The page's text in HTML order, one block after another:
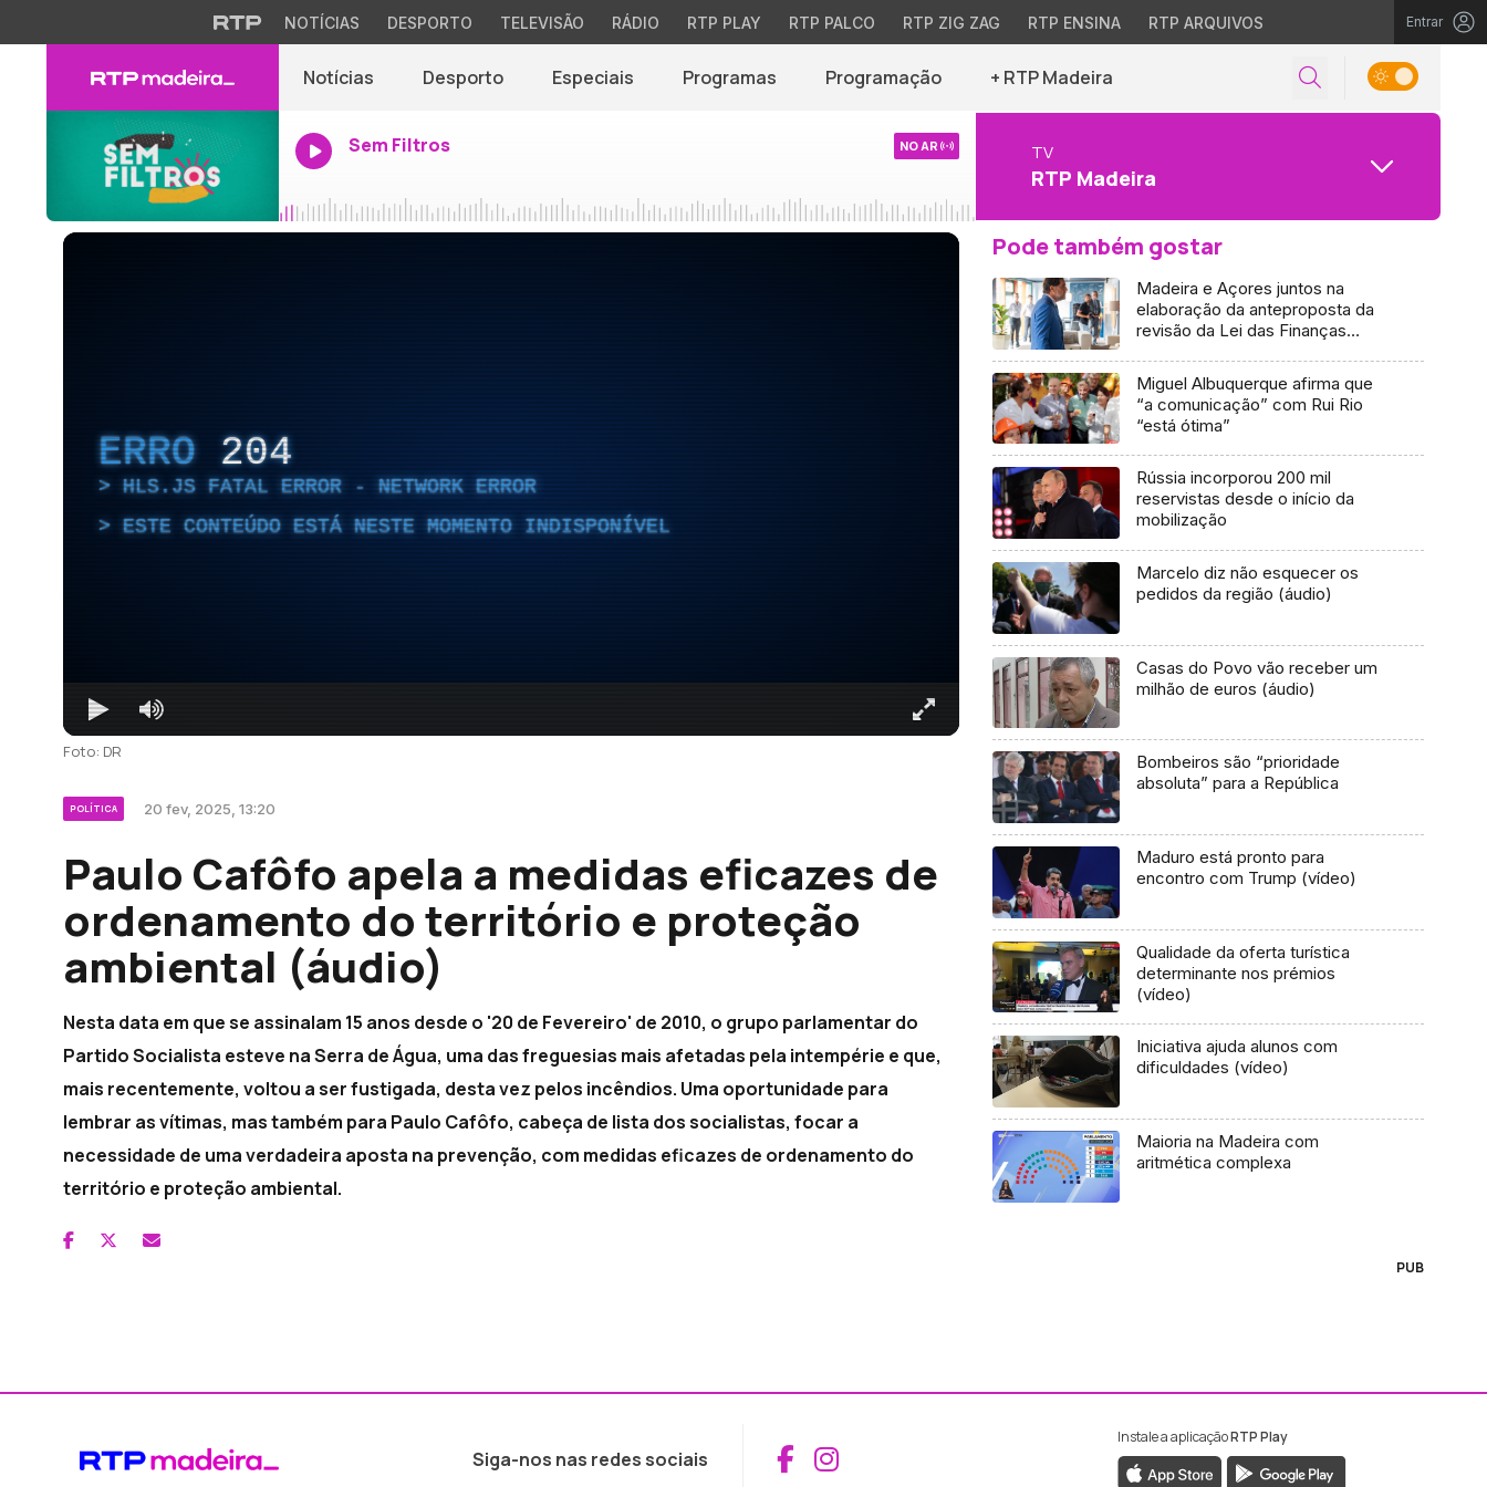
NOTÍCIAS DESPORTO TELEVISÃO RÁDIO RTP PLAY RTP PALCO RTP ZIG ZAG RTP ENSINA RTP ARQUIVOS Entrar
Notícias Desporto Especiais Programas Programação + RTP Madeira
Sem Filtros NO AR TV
RTP Madeira
ERRO 204
HLS.JS FATAL ERROR - NETWORK ERROR
ESTE CONTEÚDO ESTÁ NESTE MOMENTO INDISPONÍVEL
Foto: DR
POLÍTICA 20 fev, 2025, 13:20
Paulo Cafôfo apela a medidas eficazes de
ordenamento do território e proteção
ambiental (áudio)
Nesta data em que se assinalam 15 anos desde o '20 de Fevereiro' de 2010, o grupo parlamentar do
Partido Socialista esteve na Serra de Água, uma das freguesias mais afetadas pela intempérie e que,
mais recentemente, voltou a ser fustigada, desta vez pelos incêndios. Uma oportunidade para
lembrar as vítimas, mas também para Paulo Cafôfo, cabeça de lista dos socialistas, focar a
necessidade de uma verdadeira aposta na prevenção, com medidas eficazes de ordenamento do
território e proteção ambiental.
Pode também gostar
Madeira e Açores juntos na
elaboração da anteproposta da
revisão da Lei das Finanças
Miguel Albuquerque afirma que
“a comunicação” com Rui Rio
“está ótima”
Rússia incorporou 200 mil
reservistas desde o início da
mobilização
Marcelo diz não esquecer os
pedidos da região (áudio)
Casas do Povo vão receber um
milhão de euros (áudio)
Bombeiros são “prioridade
absoluta” para a República
Maduro está pronto para
encontro com Trump (vídeo)
Qualidade da oferta turística
determinante nos prémios
(vídeo)
Iniciativa ajuda alunos com
dificuldades (vídeo)
Maioria na Madeira com
aritmética complexa
PUB
Siga-nos nas redes sociais Aceder ao Facebook da RTP Madeira
Aceder ao Instagram da RTP Madeira
Instale a aplicaçãoRTP Play